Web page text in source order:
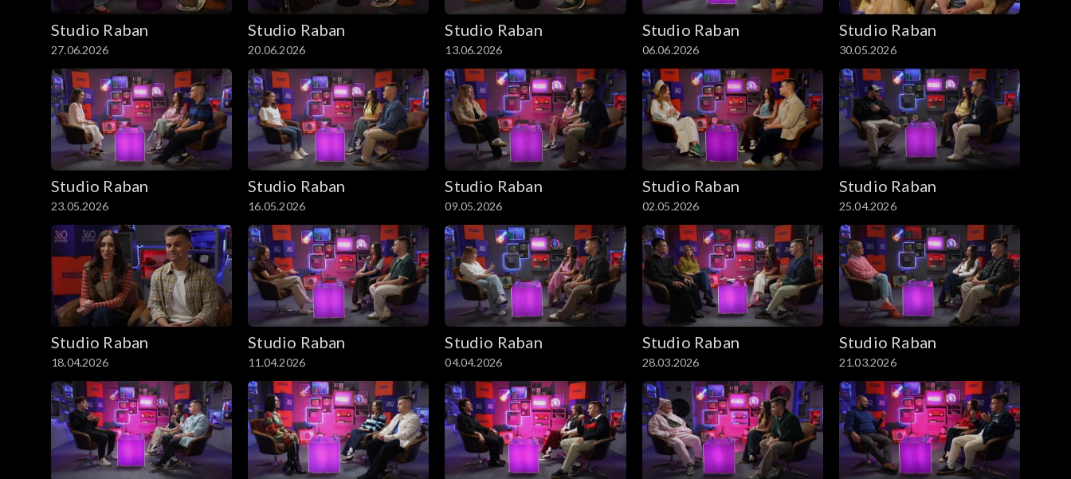
Studio Raban
27.06.2026
Studio Raban
20.06.2026
Studio Raban
13.06.2026
Studio Raban
06.06.2026
Studio Raban
30.05.2026
Studio Raban
23.05.2026
Studio Raban
16.05.2026
Studio Raban
09.05.2026
Studio Raban
02.05.2026
Studio Raban
25.04.2026
Studio Raban
18.04.2026
Studio Raban
11.04.2026
Studio Raban
04.04.2026
Studio Raban
28.03.2026
Studio Raban
21.03.2026